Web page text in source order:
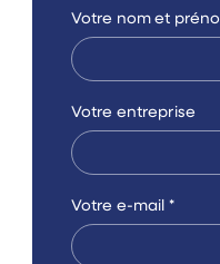
Votre nom et
Votre entreprise
Votre e-mail *